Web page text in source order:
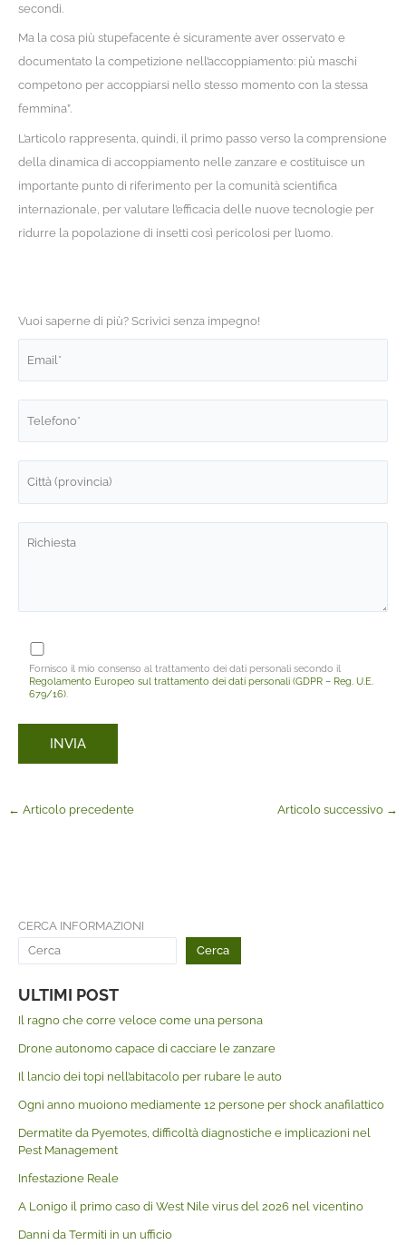
secondi.
Ma la cosa più stupefacente è sicuramente aver osservato e
documentato la competizione nell’accoppiamento: più maschi
competono per accoppiarsi nello stesso momento con la stessa
femmina”.
L’articolo rappresenta, quindi, il primo passo verso la comprensione
della dinamica di accoppiamento nelle zanzare e costituisce un
importante punto di riferimento per la comunità scientifica
internazionale, per valutare l’efficacia delle nuove tecnologie per
ridurre la popolazione di insetti così pericolosi per l’uomo.
Vuoi saperne di più? Scrivici senza impegno!
Fornisco il mio consenso al trattamento dei dati personali secondo il
Regolamento Europeo sul trattamento dei dati personali (GDPR – Reg. U.E.
679/16)
← Articolo precedente Articolo successivo →
CERCA INFORMAZIONI
Cerca
ULTIMI POST
Il ragno che corre veloce come una persona
Drone autonomo capace di cacciare le zanzare
Il lancio dei topi nell’abitacolo per rubare le auto
Ogni anno muoiono mediamente 12 persone per shock anafilattico
Dermatite da Pyemotes, difficoltà diagnostiche e implicazioni nel
Pest Management
Infestazione Reale
A Lonigo il primo caso di West Nile virus del 2026 nel vicentino
Danni da Termiti in un ufficio